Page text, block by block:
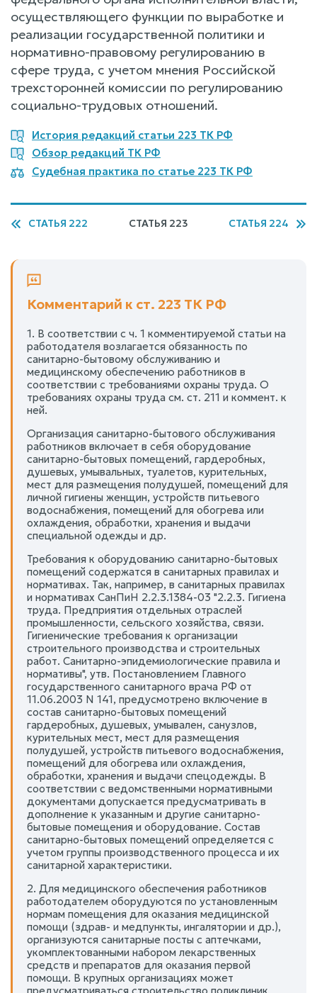
осуществляющего функции по выработке и
реализации государственной политики и
нормативно-правовому регулированию в
сфере труда, с учетом мнения Российской
трехсторонней комиссии по регулированию
социально-трудовых отношений.
История редакций статьи 223 ТК РФ
Обзор редакций ТК РФ
Судебная практика по статье 223 ТК РФ
СТАТЬЯ 222 СТАТЬЯ 223 СТАТЬЯ 224
Комментарий к ст. 223 ТК РФ
1. В соответствии с ч. 1 комментируемой статьи на
работодателя возлагается обязанность по
санитарно-бытовому обслуживанию и
медицинскому обеспечению работников в
соответствии с требованиями охраны труда. О
требованиях охраны труда см. ст. 211 и коммент. к
ней.
Организация санитарно-бытового обслуживания
работников включает в себя оборудование
санитарно-бытовых помещений, гардеробных,
душевых, умывальных, туалетов, курительных,
мест для размещения полудушей, помещений для
личной гигиены женщин, устройств питьевого
водоснабжения, помещений для обогрева или
охлаждения, обработки, хранения и выдачи
специальной одежды и др.
Требования к оборудованию санитарно-бытовых
помещений содержатся в санитарных правилах и
нормативах. Так, например, в санитарных правилах
и нормативах СанПиН 2.2.3.1384-03 "2.2.3. Гигиена
труда. Предприятия отдельных отраслей
промышленности, сельского хозяйства, связи.
Гигиенические требования к организации
строительного производства и строительных
работ. Санитарно-эпидемиологические правила и
нормативы", утв. Постановлением Главного
государственного санитарного врача РФ от
11.06.2003 N 141, предусмотрено включение в
состав санитарно-бытовых помещений
гардеробных, душевых, умывален, санузлов,
курительных мест, мест для размещения
полудушей, устройств питьевого водоснабжения,
помещений для обогрева или охлаждения,
обработки, хранения и выдачи спецодежды. В
соответствии с ведомственными нормативными
документами допускается предусматривать в
дополнение к указанным и другие санитарно-
бытовые помещения и оборудование. Состав
санитарно-бытовых помещений определяется с
учетом группы производственного процесса и их
санитарной характеристики.
2. Для медицинского обеспечения работников
работодателем оборудуются по установленным
нормам помещения для оказания медицинской
помощи (здрав- и медпункты, ингалятории и др.),
организуются санитарные посты с аптечками,
укомплектованными набором лекарственных
средств и препаратов для оказания первой
помощи. В крупных организациях может
предусматриваться строительство поликлиник